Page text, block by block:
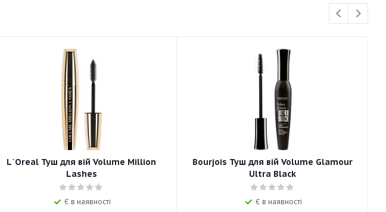
L`Oreal Туш для вій Volume Million
Lashes
Є в наявності
Bourjois Туш для вій Volume Glamour
Ultra Black
Є в наявності